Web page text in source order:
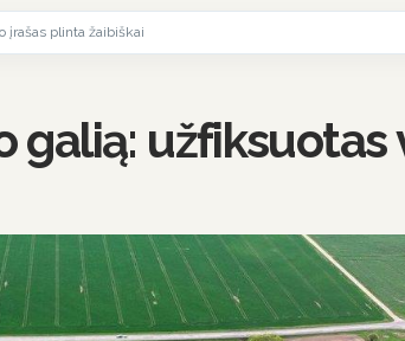
įrašas plinta žaibiškai
užfiksuotas